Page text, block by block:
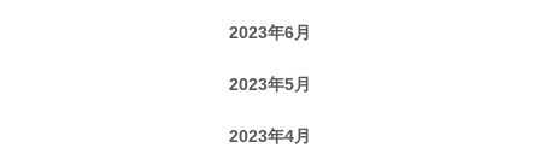
2023年6月
2023年5月
2023年4月